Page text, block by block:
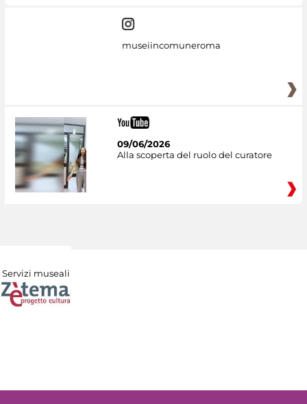
museiincomuneroma
09/06/2026
Alla scoperta del ruolo del curatore
Servizi museali